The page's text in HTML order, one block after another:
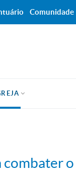
combater
Comunidade